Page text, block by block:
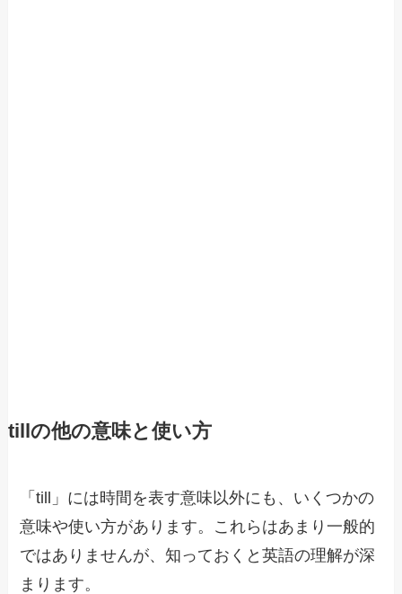
tillの他の意味と使い方
「till」には時間を表す意味以外にも、いくつかの
意味や使い方があります。これらはあまり一般的
ではありませんが、知っておくと英語の理解が深
まります。